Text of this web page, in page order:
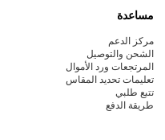
مساعدة
مركز الدعم
الشحن والتوصيل
المرتجعات ورد الأموال
تعليمات تحديد المقاس
تتبع طلبي
طريقة الدفع